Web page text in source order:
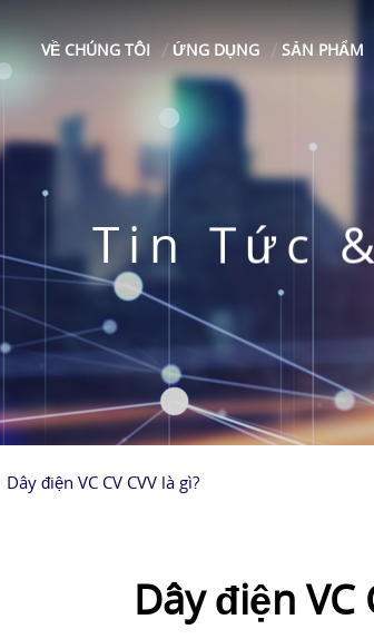
VỀ CHÚNG TÔI ỨNG DỤNG SẢN PHẨM
Tin Tức
Dây điện VC CV CVV là gì?
Dây điện VC